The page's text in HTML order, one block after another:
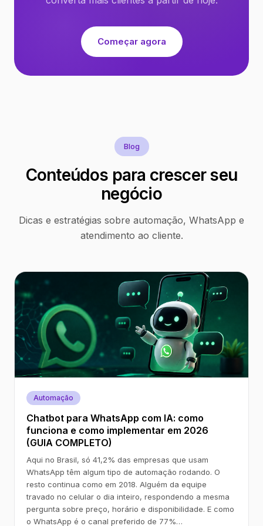
Começar agora
Blog
Conteúdos para crescer seu
negócio
Dicas e estratégias sobre automação, WhatsApp e
atendimento ao cliente.
Automação
Chatbot para WhatsApp com IA: como
funciona e como implementar em 2026
(GUIA COMPLETO)
Aqui no Brasil, só 41,2% das empresas que usam
WhatsApp têm algum tipo de automação rodando. O
resto continua como em 2018. Alguém da equipe
travado no celular o dia inteiro, respondendo a mesma
pergunta sobre preço, horário e disponibilidade. E como
o WhatsApp é o canal preferido de 77%…